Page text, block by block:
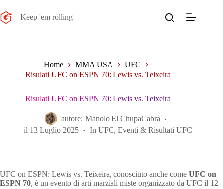
al
contenuto
Keep 'em rolling
Home MMA USA
UFC
Risulati UFC on ESPN 70: Lewis vs. Teixeira
Risulati UFC on ESPN 70: Lewis vs. Teixeira
autore: Manolo El ChupaCabra
il 13 Luglio 2025 In UFC,Eventi & Risultati UFC
UFC on ESPN: Lewis vs. Teixeira, conosciuto anche come UFC on
ESPN 70, è un evento di arti marziali miste organizzato da UFC il 12